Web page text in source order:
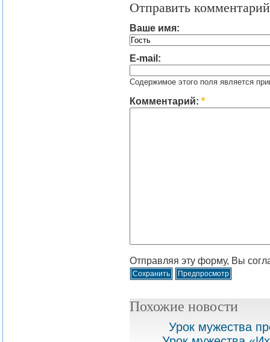
Отправить комментарий
Ваше имя:
E-mail:
Содержимое этого поля является
Комментарий: *
Отправляя эту форму, Вы
Похожие новости
Урок мужества